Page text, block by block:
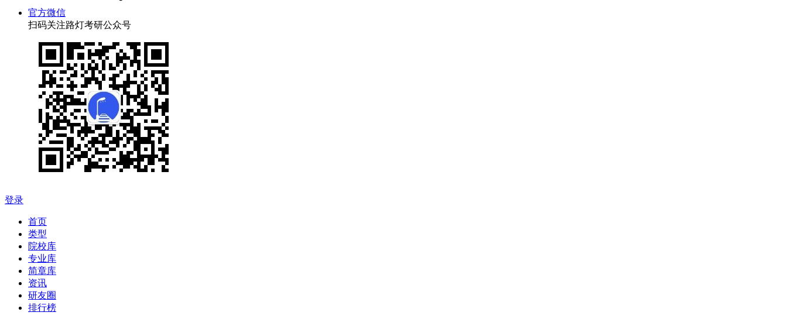
官方微信
扫码关注路灯考研公众号
登录
首页
类型
院校库
专业库
简章库
资讯
研友圈
排行榜